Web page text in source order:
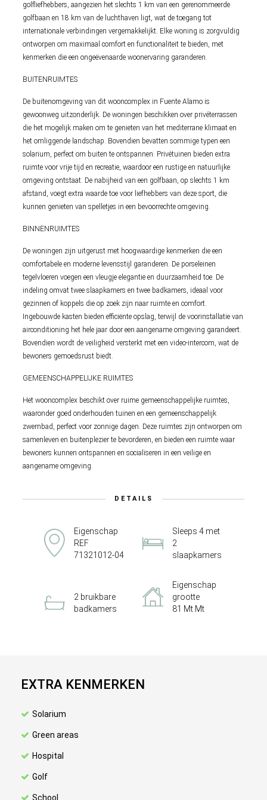
golfliefhebbers, aangezien het slechts 1 km van een gerenommeerde
golfbaan en 18 km van de luchthaven ligt, wat de toegang tot
internationale verbindingen vergemakkelijkt. Elke woning is zorgvuldig
ontworpen om maximaal comfort en functionaliteit te bieden, met
kenmerken die een ongeëvenaarde woonervaring garanderen.
BUITENRUIMTES
De buitenomgeving van dit wooncomplex in Fuente Alamo is
gewoonweg uitzonderlijk. De woningen beschikken over privéterrassen
die het mogelijk maken om te genieten van het mediterrane klimaat en
het omliggende landschap. Bovendien bevatten sommige typen een
solarium, perfect om buiten te ontspannen. Privétuinen bieden extra
ruimte voor vrije tijd en recreatie, waardoor een rustige en natuurlijke
omgeving ontstaat. De nabijheid van een golfbaan, op slechts 1 km
afstand, voegt extra waarde toe voor liefhebbers van deze sport, die
kunnen genieten van spelletjes in een bevoorrechte omgeving.
BINNENRUIMTES
De woningen zijn uitgerust met hoogwaardige kenmerken die een
comfortabele en moderne levensstijl garanderen. De porseleinen
tegelvloeren voegen een vleugje elegantie en duurzaamheid toe. De
indeling omvat twee slaapkamers en twee badkamers, ideaal voor
gezinnen of koppels die op zoek zijn naar ruimte en comfort.
Ingebouwde kasten bieden efficiënte opslag, terwijl de voorinstallatie van
airconditioning het hele jaar door een aangename omgeving garandeert.
Bovendien wordt de veiligheid versterkt met een video-intercom, wat de
bewoners gemoedsrust biedt.
GEMEENSCHAPPELIJKE RUIMTES
Het wooncomplex beschikt over ruime gemeenschappelijke ruimtes,
waaronder goed onderhouden tuinen en een gemeenschappelijk
zwembad, perfect voor zonnige dagen. Deze ruimtes zijn ontworpen om
samenleven en buitenplezier te bevorderen, en bieden een ruimte waar
bewoners kunnen ontspannen en socialiseren in een veilige en
aangename omgeving.
DETAILS
Eigenschap
REF
71321012-04
Sleeps 4 met
2
slaapkamers
2 bruikbare
badkamers
Eigenschap
grootte
81 Mt Mt
EXTRA KENMERKEN
Solarium
Green areas
Hospital
Golf
School